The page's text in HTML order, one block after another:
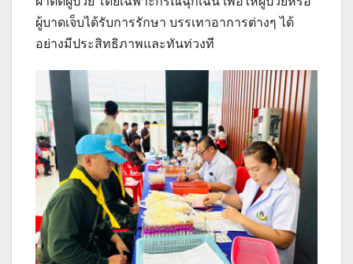
ผู้บาดเจ็บได้รับการรักษา บรรเทาอาการต่างๆ ได้
อย่างมีประสิทธิภาพและทันท่วงที